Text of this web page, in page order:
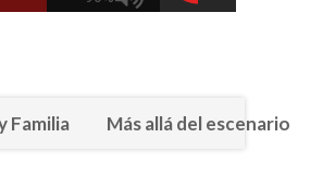
Familia Más allá del escenario